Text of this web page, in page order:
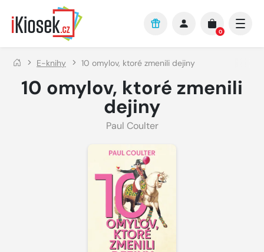
Přejít na hlavní obsah
0
E-knihy 10 omylov, ktoré zmenili dejiny
10 omylov, ktoré zmenili
dejiny
Paul Coulter